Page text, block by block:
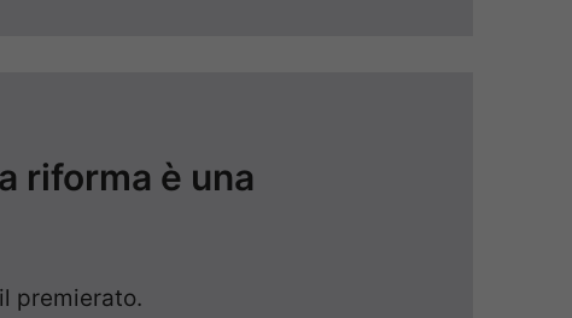
riforma è una
premierato.